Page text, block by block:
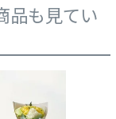
品も見てい